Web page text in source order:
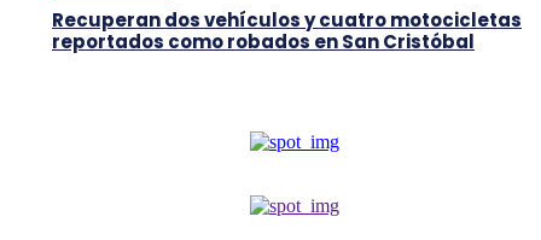
Recuperan dos vehículos y cuatro motocicletas
reportados como robados en San Cristóbal